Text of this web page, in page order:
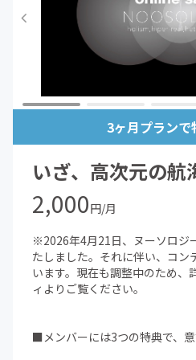
3ヶ月プランで
いざ、高次元の航
2,000円/月
※2026年4月21日、ヌーソロジ
たしました。それに伴い、コン
います。現在も調整中のため、
ィよりご覧ください。
■メンバーには3つの特典で、意